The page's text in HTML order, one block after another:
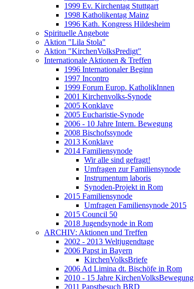
1999 Ev. Kirchentag Stuttgart
1998 Katholikentag Mainz
1996 Kath. Kongress Hildesheim
Spirituelle Angebote
Aktion "Lila Stola"
Aktion "KirchenVolksPredigt"
Internationale Aktionen & Treffen
1996 Internationaler Beginn
1997 Incontro
1999 Forum Europ. KatholikInnen
2001 Kirchenvolks-Synode
2005 Konklave
2005 Eucharistie-Synode
2006 - 10 Jahre Intern. Bewegung
2008 Bischofssynode
2013 Konklave
2014 Familiensynode
Wir alle sind gefragt!
Umfragen zur Familiensynode
Instrumentum laboris
Synoden-Projekt in Rom
2015 Familiensynode
Umfragen Familiensynode 2015
2015 Council 50
2018 Jugendsynode in Rom
ARCHIV: Aktionen und Treffen
2002 - 2013 Weltjugendtage
2006 Papst in Bayern
KirchenVolksBriefe
2006 Ad Limina dt. Bischöfe in Rom
2010 - 15 Jahre KirchenVolksBewegung
2011 Papstbesuch BRD